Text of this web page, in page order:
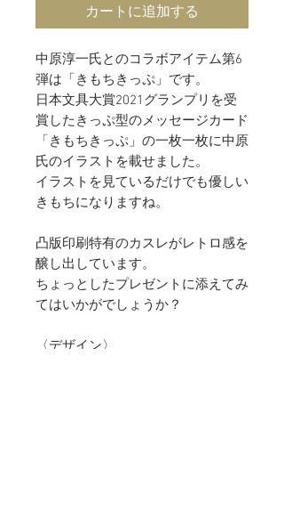
カートに追加する
中原淳一氏とのコラボアイテム第6
弾は「きもちきっぷ」です。
日本文具大賞2021グランプリを受
賞したきっぷ型のメッセージカード
「きもちきっぷ」の一枚一枚に中原
氏のイラストを載せました。
イラストを見ているだけでも優しい
きもちになりますね。
凸版印刷特有のカスレがレトロ感を
醸し出しています。
ちょっとしたプレゼントに添えてみ
てはいかがでしょうか？
〈デザイン〉